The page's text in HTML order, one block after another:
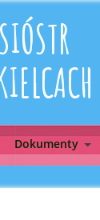
Dokumenty